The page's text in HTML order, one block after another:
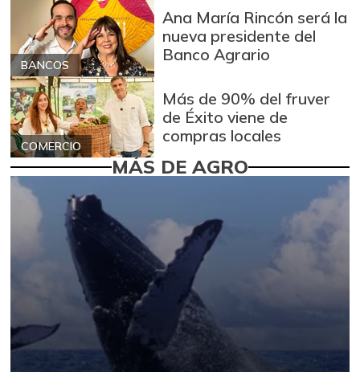
BANCOS
Ana María Rincón será la
nueva presidente del
Banco Agrario
COMERCIO
Más de 90% del fruver
de Éxito viene de
compras locales
MÁS DE AGRO